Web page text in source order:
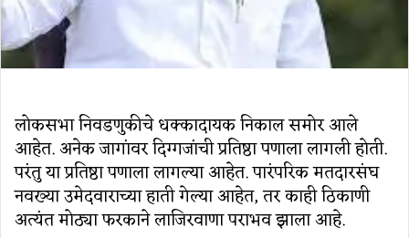
लोकसभा निवडणुकीचे धक्कादायक निकाल समोर आले
आहेत. अनेक जागांवर दिग्गजांची प्रतिष्ठा पणाला लागली होती.
परंतु या प्रतिष्ठा पणाला लागल्या आहेत. पारंपरिक मतदारसंघ
नवख्या उमेदवाराच्या हाती गेल्या आहेत, तर काही ठिकाणी
अत्यंत मोठ्या फरकाने लाजिरवाणा पराभव झाला आहे.